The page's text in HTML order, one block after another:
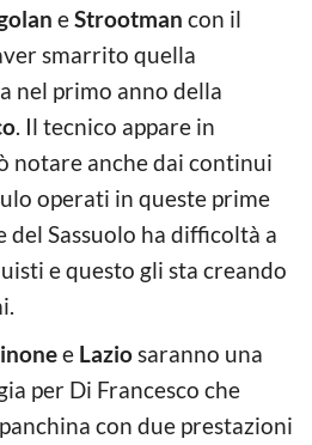
eStrootman con il
smarrito quella
nel primo anno della
. Il tecnico appare in
notare anche dai continui
operati in queste prime
del Sassuolo ha difficoltà a
e questo gli sta creando
e Laziosaranno una
per Di Francesco che
con due prestazioni